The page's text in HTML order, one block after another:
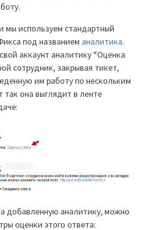
мы используем стандартный
под названием аналитика.
аккаунт аналитику “Оценка
сотрудник, закрывая тикет,
им работу по нескольким
так она выглядит в ленте
добавленную аналитику, можно
оценки этого ответа: